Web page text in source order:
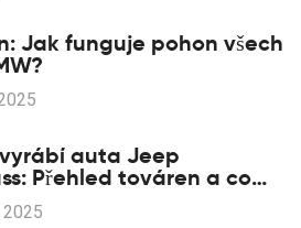
Jak funguje pohon všech
auta Jeep
Přehled továren a co
pro řidiče
2025